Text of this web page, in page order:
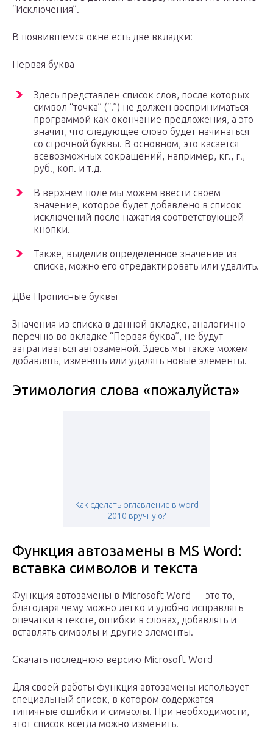
“Исключения”.
В появившемся окне есть две вкладки:
Первая буква
Здесь представлен список слов, после которых
символ “точка” (“.”) не должен восприниматься
программой как окончание предложения, а это
значит, что следующее слово будет начинаться
со строчной буквы. В основном, это касается
всевозможных сокращений, например, кг., г.,
руб., коп. и т.д.
В верхнем поле мы можем ввести своем
значение, которое будет добавлено в список
исключений после нажатия соответствующей
кнопки.
Также, выделив определенное значение из
списка, можно его отредактировать или удалить.
ДВе Прописные буквы
Значения из списка в данной вкладке, аналогично
перечню во вкладке “Первая буква”, не будут
затрагиваться автозаменой. Здесь мы также можем
добавлять, изменять или удалять новые элементы.
Этимология слова «пожалуйста»
Как сделать оглавление в word
2010 вручную?
Функция автозамены в MS Word:
вставка символов и текста
Функция автозамены в Microsoft Word — это то,
благодаря чему можно легко и удобно исправлять
опечатки в тексте, ошибки в словах, добавлять и
вставлять символы и другие элементы.
Скачать последнюю версию Microsoft Word
Для своей работы функция автозамены использует
специальный список, в котором содержатся
типичные ошибки и символы. При необходимости,
этот список всегда можно изменить.